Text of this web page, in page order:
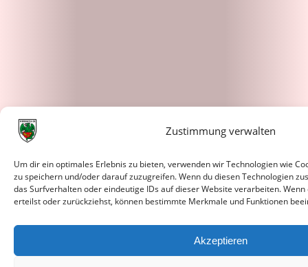
Zustimmung verwalten
Um dir ein optimales Erlebnis zu bieten, verwenden wir Technologien wie
zu speichern und/oder darauf zuzugreifen. Wenn du diesen Technologien
das Surfverhalten oder eindeutige IDs auf dieser Website verarbeiten.
erteilst oder zurückziehst, können bestimmte Merkmale und Funktionen
Akzeptieren